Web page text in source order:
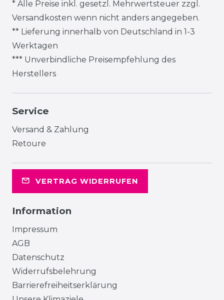
* Alle Preise inkl. gesetzl. Mehrwertsteuer zzgl.
Versandkosten wenn nicht anders angegeben.
** Lieferung innerhalb von Deutschland in 1-3
Werktagen
*** Unverbindliche Preisempfehlung des
Herstellers
Service
Versand & Zahlung
Retoure
VERTRAG WIDERRUFEN
Information
Impressum
AGB
Datenschutz
Widerrufsbelehrung
Barrierefreiheitserklärung